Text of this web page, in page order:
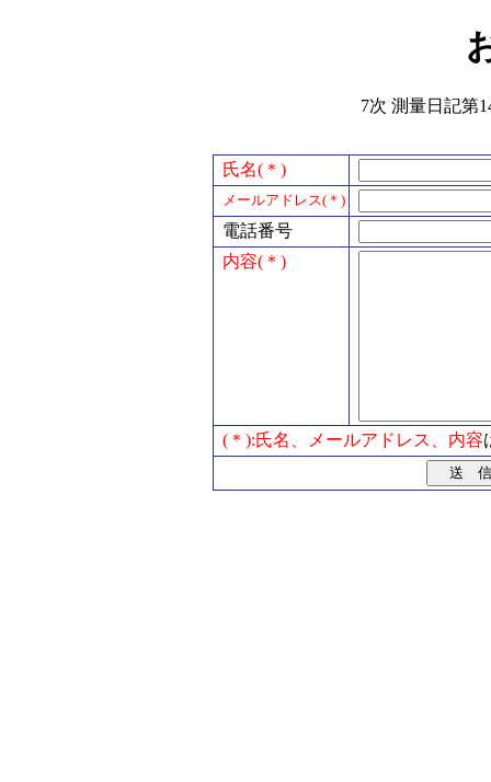
7次 測量日記第
氏名(＊)
メールアドレス(＊)
電話番号
内容(＊)
(＊):氏名、メールアドレス、内容